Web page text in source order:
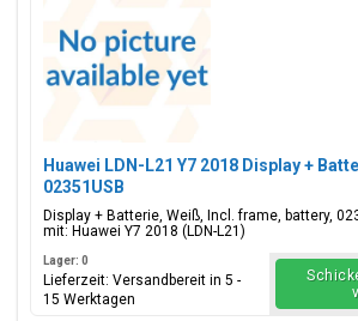
Huawei LDN-L21 Y7 2018 Display +
02351USB
Display + Batterie, Weiß, Incl. frame, battery,
mit: Huawei Y7 2018 (LDN-L21)
Lager: 0
Lieferzeit: Versandbereit in 5 -
15 Werktagen